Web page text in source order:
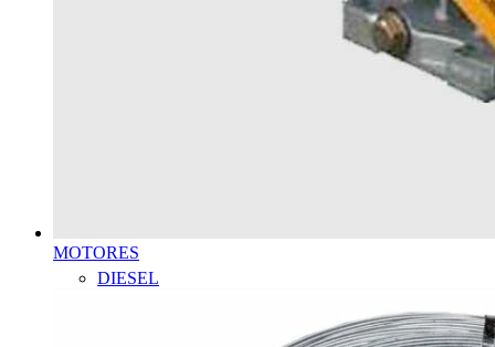
MOTORES
DIESEL